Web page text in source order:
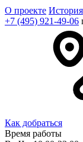
О проекте История
+7 (495) 921-49-06
Как добраться
Время работы